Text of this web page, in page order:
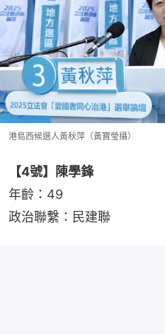
港島西候選人黃秋萍（黃寶瑩攝）
【4號】陳學鋒
年齡：49
政治聯繫：民建聯